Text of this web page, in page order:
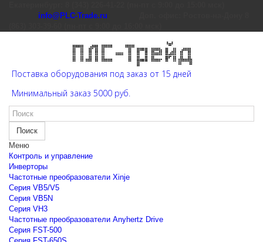
info@PLC-Trade.ru
Поставка оборудования под заказ от 15 дней
Минимальный заказ 5000 руб.
Поиск
Меню
Контроль и управление
Инверторы
Частотные преобразователи Xinje
Cерия VB5/V5
Cерия VB5N
Cерия VH3
Частотные преобразователи Anyhertz Drive
Серия FST-500